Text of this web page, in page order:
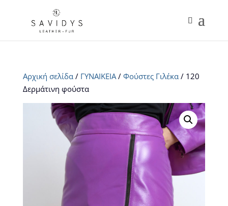
Αρχική σελίδα/ ΓΥΝΑΙΚΕΙΑ/ Φούστες Γιλέκα/ 120
Δερμάτινη φούστα